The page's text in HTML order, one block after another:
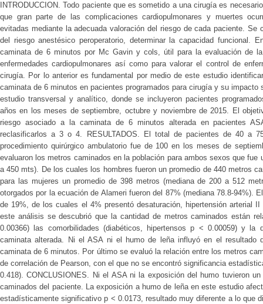
INTRODUCCION. Todo paciente que es sometido a una cirugía es
que gran parte de las complicaciones cardiopulmonares y muertes
evitadas mediante la adecuada valoración del riesgo de cada paciente. Se
del riesgo anestésico peroperatorio, determinar la capacidad funcional.
caminata de 6 minutos por Mc Gavin y cols, útil para la evaluación de
enfermedades cardiopulmonares así como para valorar el control de
cirugía. Por lo anterior es fundamental por medio de este estudio
caminata de 6 minutos en pacientes programados para cirugía y su
estudio transversal y analítico, donde se incluyeron pacientes
años en los meses de septiembre, octubre y noviembre de 2015. El
riesgo asociado a la caminata de 6 minutos alterada en pacientes
reclasificarlos a 3 o 4. RESULTADOS. El total de pacientes de 40 a
procedimiento quirúrgico ambulatorio fue de 100 en los meses de
evaluaron los metros caminados en la población para ambos sexos que fue
a 450 mts). De los cuales los hombres fueron un promedio de 440 metros
para las mujeres un promedio de 398 metros (mediana de 200 a 512
otorgados por la ecuación de Alameri fueron del 87% (mediana 78.8-94%).
de 19%, de los cuales el 4% presentó desaturación, hipertensión arterial
este análisis se descubrió que la cantidad de metros caminados están
0.00366) las comorbilidades (diabéticos, hipertensos p < 0.00059) y la
caminata alterada. Ni el ASA ni el humo de leña influyó en el resultado
caminata de 6 minutos. Por último se evaluó la relación entre los metros
de correlación de Pearson, con el que no se encontró significancia
0.418). CONCLUSIONES. Ni el ASA ni la exposición del humo tuvieron
caminados del paciente. La exposición a humo de leña en este estudio
estadísticamente significativo p < 0.0173, resultado muy diferente a lo que